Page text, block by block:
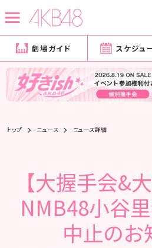
劇場ガイド スケジュ
トップ ニュース ニュース詳細
【大握手会&
NMB48小谷
中止のお